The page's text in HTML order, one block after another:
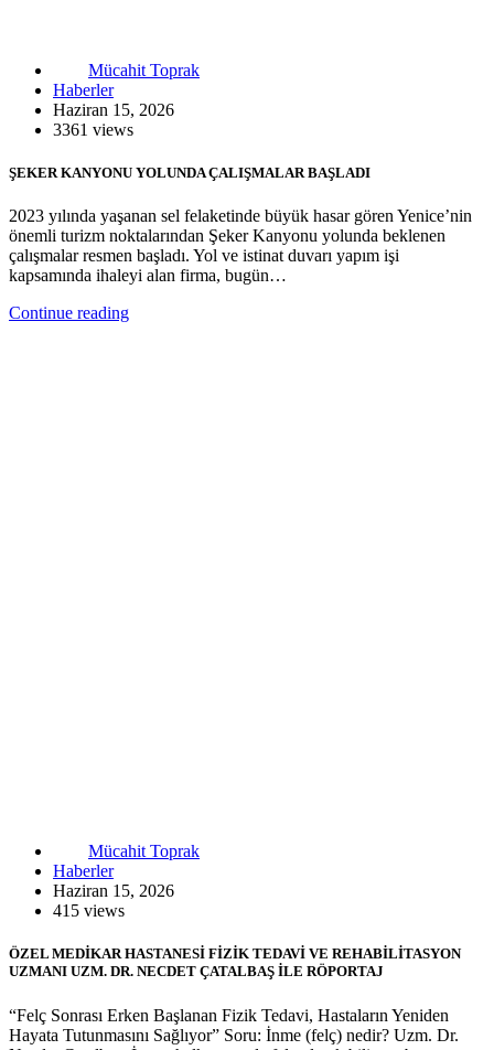
Mücahit Toprak
Haberler
Haziran 15, 2026
3361 views
ŞEKER KANYONU YOLUNDA ÇALIŞMALAR BAŞLADI
2023 yılında yaşanan sel felaketinde büyük hasar gören Yenice’nin
önemli turizm noktalarından Şeker Kanyonu yolunda beklenen
çalışmalar resmen başladı. Yol ve istinat duvarı yapım işi
kapsamında ihaleyi alan firma, bugün…
Continue reading
Mücahit Toprak
Haberler
Haziran 15, 2026
415 views
ÖZEL MEDİKAR HASTANESİ FİZİK TEDAVİ VE REHABİLİTASYON
UZMANI UZM. DR. NECDET ÇATALBAŞ İLE RÖPORTAJ
“Felç Sonrası Erken Başlanan Fizik Tedavi, Hastaların Yeniden
Hayata Tutunmasını Sağlıyor” Soru: İnme (felç) nedir? Uzm. Dr.